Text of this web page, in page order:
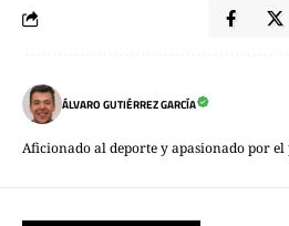
ÁLVARO GUTIÉRREZ GARCÍA
Aficionado al deporte y apasionado por el